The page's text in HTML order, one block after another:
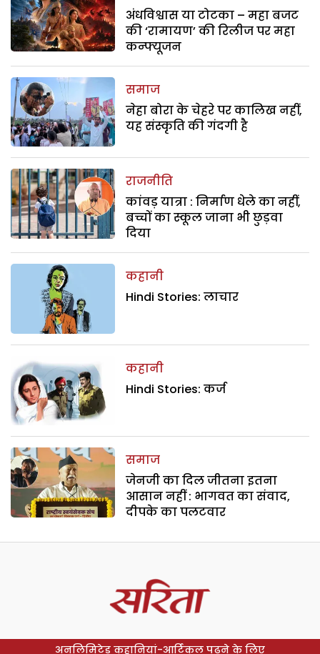
अंधविश्वास या टोटका – महा बजट
की ‘रामायण’ की रिलीज पर महा
कन्फ्यूजन
समाज
नेहा बोरा के चेहरे पर कालिख नहीं,
यह संस्कृति की गंदगी है
राजनीति
कांवड़ यात्रा : निर्माण धेले का नहीं,
बच्चों का स्कूल जाना भी छुड़वा
दिया
कहानी
Hindi Stories: लाचार
कहानी
Hindi Stories: कर्ज
समाज
जेनजी का दिल जीतना इतना
आसान नहीं : भागवत का संवाद,
दीपके का पलटवार
अनलिमिटेड कहानियां-आर्टिकल पढ़ने के लिए